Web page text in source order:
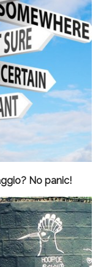
No panic!